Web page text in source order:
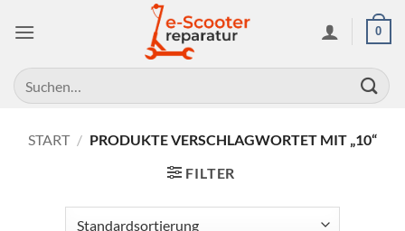
Inhalt
0
Suchen
nach:
START / PRODUKTE VERSCHLAGWORTET MIT „10“
FILTER